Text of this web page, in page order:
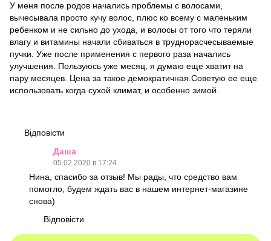
У меня после родов начались проблемы с волосами,
вычесывала просто кучу волос, плюс ко всему с маленьким
ребенком и не сильно до ухода, и волосы от того что теряли
влагу и витамины начали сбиваться в труднорасчесываемые
пучки. Уже после применения с первого раза начались
улучшения. Пользуюсь уже месяц, я думаю еще хватит на
пару месяцев. Цена за такое демократичная.Советую ее еще
использовать когда сухой климат, и особенно зимой.
Відповісти
Даша
05.02.2020 в 17:24
Нина, спасибо за отзыв! Мы рады, что средство вам
помогло, будем ждать вас в нашем интернет-магазине
снова)
Відповісти